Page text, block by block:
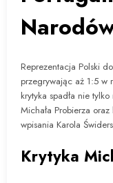
Reprezentacja Polski
przegrywając aż 1:5 w
krytyka spadła nie
Michała Probierza
wpisania Karola
Krytyka